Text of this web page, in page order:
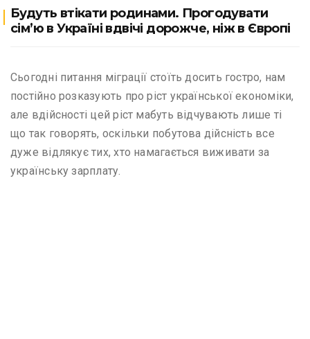
Будуть втікати родинами. Прогодувати
сім’ю в Україні вдвічі дорожче, ніж в Європі
Сьогодні питання міграції стоїть досить гостро, нам
постійно розказують про ріст української економіки,
але вдійсності цей ріст мабуть відчувають лише ті
що так говорять, оскільки побутова дійсність все
дуже відлякує тих, хто намагається виживати за
українську зарплату.